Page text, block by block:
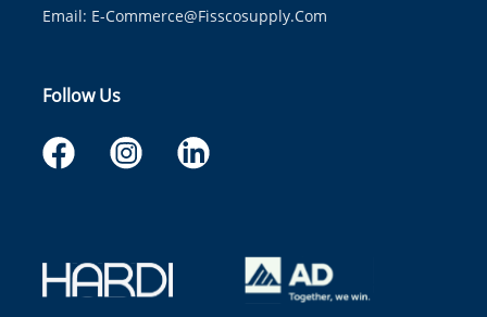
Email: E-Commerce@fisscosupply.com
Follow Us